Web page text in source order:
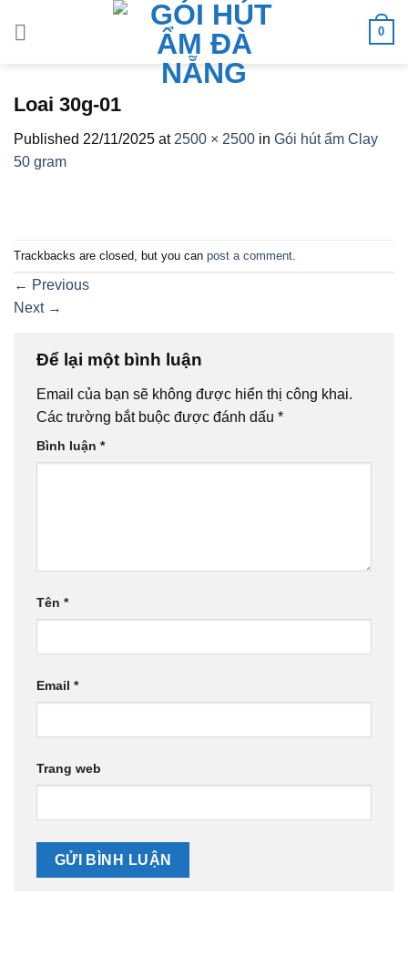
0
Loai 30g-01
Published 22/11/2025 at 2500 × 2500 in Gói hút ẩm Clay
50 gram
Trackbacks are closed, but you can post a comment
← Previous
Next →
Để lại một bình luận
Email của bạn sẽ không được hiển thị công khai.
Các trường bắt buộc được đánh dấu *
Bình luận *
Tên *
Email *
Trang web